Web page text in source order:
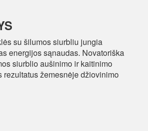
su šilumos siurbliu jungia
energijos sąnaudas. Novatoriška
siurblio aušinimo ir kaitinimo
žemesnėje džiovinimo